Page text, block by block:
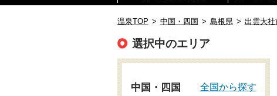
温泉TOP > 中国・四国 > 島根県 > 出雲大社
選択中のエリア
中国・四国 全国から探す